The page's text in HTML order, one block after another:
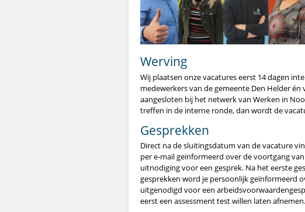
Werving
Wij plaatsen onze vacatures eerst 14 dagen
medewerkers van de gemeente Den Helder
aangesloten bij het netwerk van Werken in
treffen in de interne ronde, dan wordt de
Gesprekken
Direct na de sluitingsdatum van de vacature
per e-mail geïnformeerd over de voortgang
uitnodiging voor een gesprek. Na het eerste
gesprekken word je persoonlijk geïnformeerd
uitgenodigd voor een
eerst een assessment test willen laten afnemen.